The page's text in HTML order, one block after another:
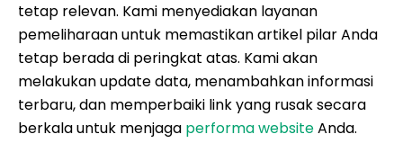
tetap relevan. Kami menyediakan layanan
pemeliharaan untuk memastikan artikel pilar Anda
tetap berada di peringkat atas. Kami akan
melakukan update data, menambahkan informasi
terbaru, dan memperbaiki link yang rusak secara
berkala untuk menjaga performa websiteAnda.